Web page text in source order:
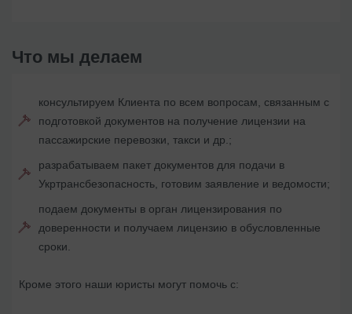
Что мы делаем
консультируем Клиента по всем вопросам, связанным с
подготовкой документов на получение лицензии на
пассажирские перевозки, такси и др.;
разрабатываем пакет документов для подачи в
Укртрансбезопасность, готовим заявление и ведомости;
подаем документы в орган лицензирования по
доверенности и получаем лицензию в обусловленные
сроки.
Кроме этого наши юристы могут помочь c: